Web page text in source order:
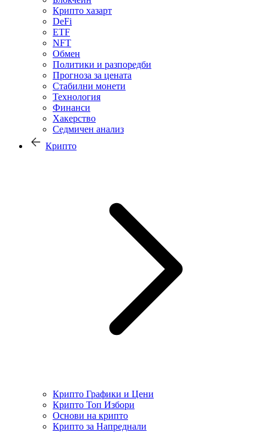
Крипто хазарт
DeFi
ETF
NFT
Обмен
Политики и разпоредби
Прогноза за цената
Стабилни монети
Технология
Финанси
Хакерство
Седмичен анализ
Крипто
Крипто Графики и Цени
Крипто Топ Избори
Основи на крипто
Крипто за Напреднали